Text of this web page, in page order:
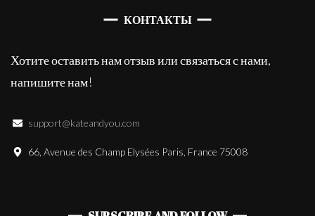
КОНТАКТЫ
Хотите оставить нам отзыв или связаться с нами,
напишите нам!
support@kateandyou.com
66, Avenue des Champ Elysées Paris, France 75008